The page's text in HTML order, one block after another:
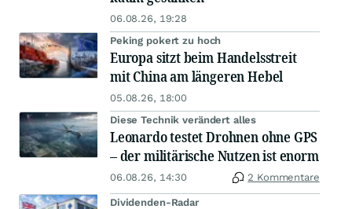
06.08.26, 19:28
Peking pokert zu hoch
Europa sitzt beim Handelsstreit
mit China am längeren Hebel
05.08.26, 18:00
Diese Technik verändert alles
Leonardo testet Drohnen ohne GPS
– der militärische Nutzen ist enorm
06.08.26, 14:30 2 Kommentare
Dividenden-Radar